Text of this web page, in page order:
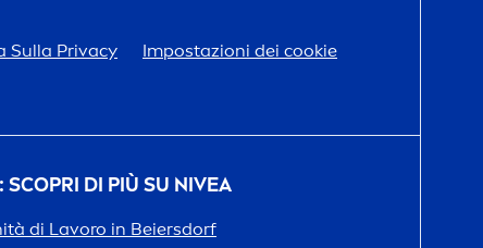
Sulla Privacy
Impostazioni dei cookie
DI PIÙ SU NIVEA
di Lavoro in Beiersdorf